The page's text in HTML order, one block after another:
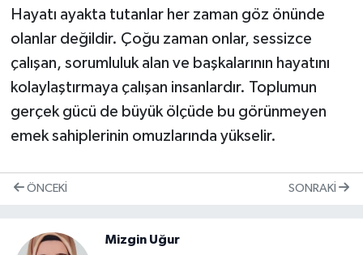
Hayatı ayakta tutanlar her zaman göz önünde
olanlar değildir. Çoğu zaman onlar, sessizce
çalışan, sorumluluk alan ve başkalarının hayatını
kolaylaştırmaya çalışan insanlardır. Toplumun
gerçek gücü de büyük ölçüde bu görünmeyen
emek sahiplerinin omuzlarında yükselir.
ÖNCEKI SONRAKI
Mizgin Uğur